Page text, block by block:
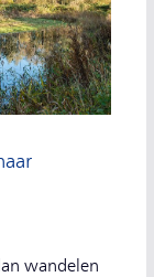
wandelen